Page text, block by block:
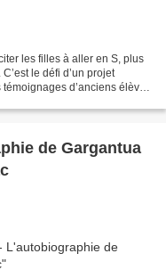
les filles à aller en S, plus
le défi d’un projet
d’anciens élèves
de Gargantua